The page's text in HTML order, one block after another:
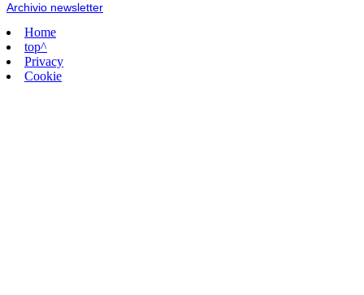
Archivio newsletter
Home
top^
Privacy
Cookie